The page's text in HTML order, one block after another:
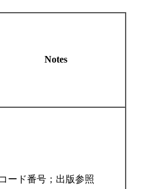
Notes
ード番号；出版参照